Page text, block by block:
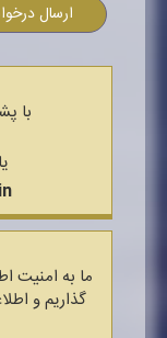
ارسال
با
ما به امنیت
گذاریم و